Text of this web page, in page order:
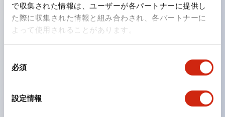
で収集された情報は、ユーザーが各パートナーに提供し
た際に収集された情報と組み合わされ、各パートナーに
よって使用されることがあります。
必須
設定情報
保護構造IP20に対応したHW-U形コンタクトブロック
を搭載。
高電圧タイプのLED球が搭載可能になり、ダイレクト
タイプの定格使用電圧が最大240Vまで対応可能になり
ました。
ひとつで6色の役をこなすLED球（LSRD球）。これま
で色ごとに分かれていたLED球を、1色のLED球で各色